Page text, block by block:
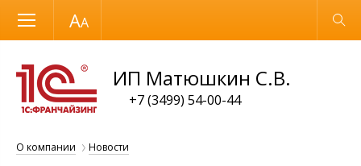
Размер шрифта Обычная версия
ИП Матюшкин С.В.
+7 (3499) 54-00-44
О компании Новости